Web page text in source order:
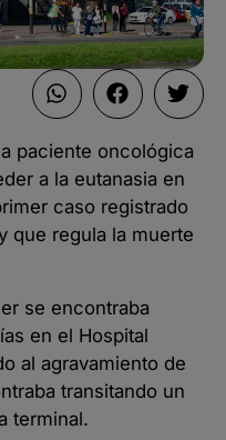
paciente oncológica
a la eutanasia en
caso registrado
que regula la muerte
se encontraba
en el Hospital
al agravamiento de
transitando un
terminal.